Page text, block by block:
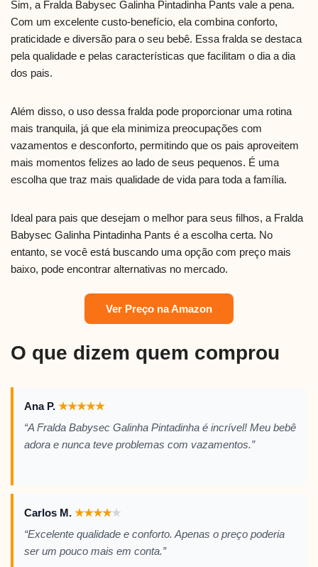
Sim, a Fralda Babysec Galinha Pintadinha Pants vale a pena.
Com um excelente custo-benefício, ela combina conforto,
praticidade e diversão para o seu bebê. Essa fralda se destaca
pela qualidade e pelas características que facilitam o dia a dia
dos pais.
Além disso, o uso dessa fralda pode proporcionar uma rotina
mais tranquila, já que ela minimiza preocupações com
vazamentos e desconforto, permitindo que os pais aproveitem
mais momentos felizes ao lado de seus pequenos. É uma
escolha que traz mais qualidade de vida para toda a família.
Ideal para pais que desejam o melhor para seus filhos, a Fralda
Babysec Galinha Pintadinha Pants é a escolha certa. No
entanto, se você está buscando uma opção com preço mais
baixo, pode encontrar alternativas no mercado.
Ver Preço na Amazon
O que dizem quem comprou
Ana P. ★★★★★
“A Fralda Babysec Galinha Pintadinha é incrível! Meu bebê
adora e nunca teve problemas com vazamentos.”
Carlos M. ★★★★★
“Excelente qualidade e conforto. Apenas o preço poderia
ser um pouco mais em conta.”